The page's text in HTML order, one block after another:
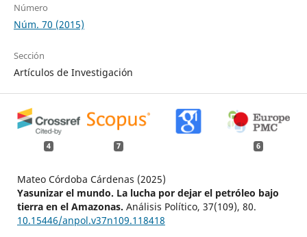
Número
Núm. 70 (2015)
Sección
Artículos de Investigación
4 7 6
Mateo Córdoba Cárdenas (2025)
Yasunizar el mundo. La lucha por dejar el petróleo bajo
tierra en el Amazonas. Análisis Político, 37(109), 80.
10.15446/anpol.v37n109.118418